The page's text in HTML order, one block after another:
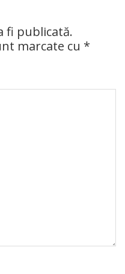
fi publicată.
marcate cu *